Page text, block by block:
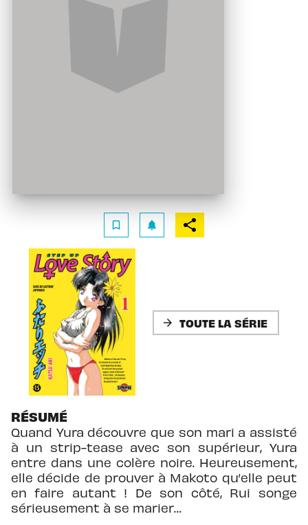
bookmark_border notifications
arrow_forward TOUTE LA SÉRIE
RÉSUMÉ
Quand Yura découvre que son mari a assisté
à un strip-tease avec son supérieur, Yura
entre dans une colère noire. Heureusement,
elle décide de prouver à Makoto qu’elle peut
en faire autant ! De son côté, Rui songe
sérieusement à se marier…